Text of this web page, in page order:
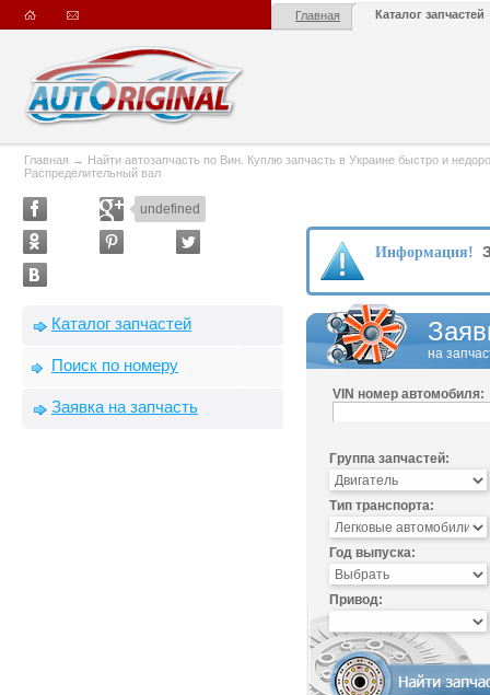
Главная Каталог запчастей
Главная → Найти автозапчасть по Вин. Куплю запчасть в Украине быстро и
Распределительный вал
undefined
Каталог запчастей
Поиск по номеру
Заявка на запчасть
Информация!
на
VIN номер автомобиля:
Группа запчастей:
Тип транспорта:
Год выпуска:
Привод: